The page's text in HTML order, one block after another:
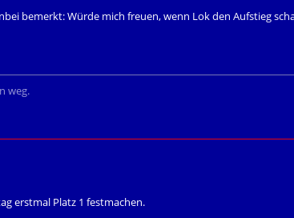
bemerkt: Würde mich freuen, wenn Lok den Aufstieg
weg.
erstmal Platz 1 festmachen.